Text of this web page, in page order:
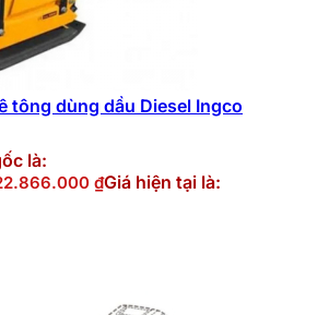
tông dùng dầu Diesel Ingco
là:
₫Giá hiện tại là: